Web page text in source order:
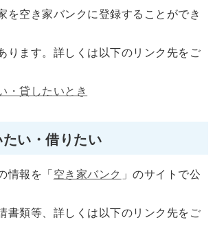
を空き家バンクに登録することができ
ります。詳しくは以下のリンク先をご
・貸したいとき
い・借りたい
情報を「 空き家バンク 」のサイトで公
書類等、詳しくは以下のリンク先をご